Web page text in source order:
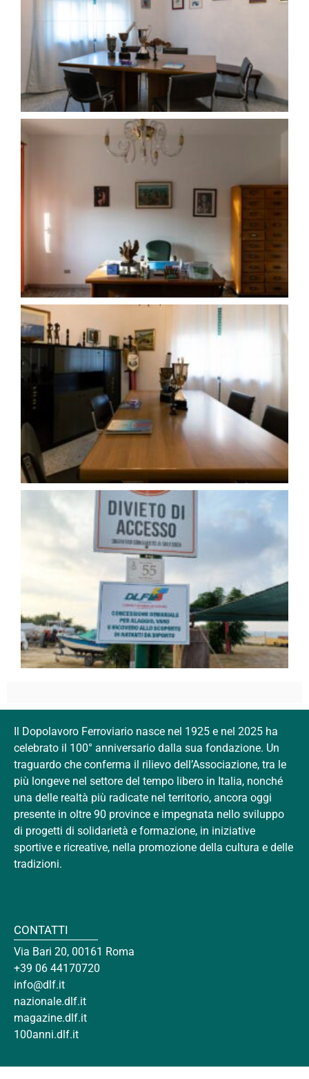
Il Dopolavoro Ferroviario nasce nel 1925 e nel 2025 ha
celebrato il 100° anniversario dalla sua fondazione. Un
traguardo che conferma il rilievo dell’Associazione, tra le
più longeve nel settore del tempo libero in Italia, nonché
una delle realtà più radicate nel territorio, ancora oggi
presente in oltre 90 province e impegnata nello sviluppo
di progetti di solidarietà e formazione, in iniziative
sportive e ricreative, nella promozione della cultura e delle
tradizioni.
CONTATTI
Via Bari 20, 00161 Roma
+39 06 44170720
info@dlf.it
nazionale.dlf.it
magazine.dlf.it
100anni.dlf.it